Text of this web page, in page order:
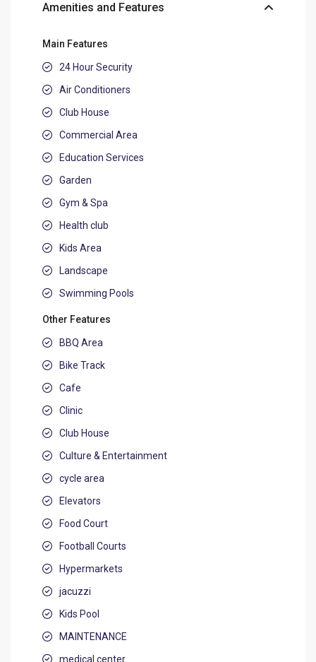
Amenities and Features
Main Features
24 Hour Security
Air Conditioners
Club House
Commercial Area
Education Services
Garden
Gym & Spa
Health club
Kids Area
Landscape
Swimming Pools
Other Features
BBQ Area
Bike Track
Cafe
Clinic
Club House
Culture & Entertainment
cycle area
Elevators
Food Court
Football Courts
Hypermarkets
jacuzzi
Kids Pool
MAINTENANCE
medical center